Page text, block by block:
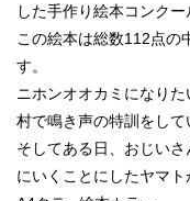
した手作り絵本コンクー
この絵本は総数112点の
す。
ニホンオオカミになり
村で鳴き声の特訓をして
そしてある日、おじい
にいくことにしたヤマ